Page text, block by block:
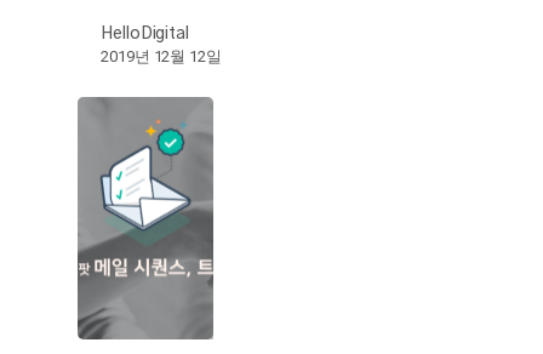
HelloDigital
2019년 12월 12일